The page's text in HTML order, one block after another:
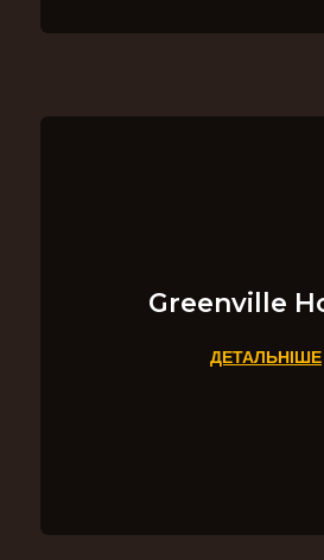
Greenville
ДЕТАЛЬНІШЕ